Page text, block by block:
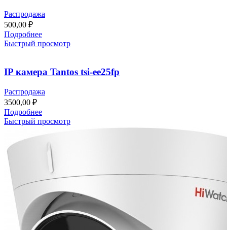
Распродажа
500,00 ₽
Подробнее
Быстрый просмотр
IP камера Tantos tsi-ee25fp
Распродажа
3500,00 ₽
Подробнее
Быстрый просмотр